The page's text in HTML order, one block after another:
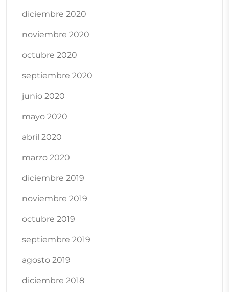
diciembre 2020
noviembre 2020
octubre 2020
septiembre 2020
junio 2020
mayo 2020
abril 2020
marzo 2020
diciembre 2019
noviembre 2019
octubre 2019
septiembre 2019
agosto 2019
diciembre 2018